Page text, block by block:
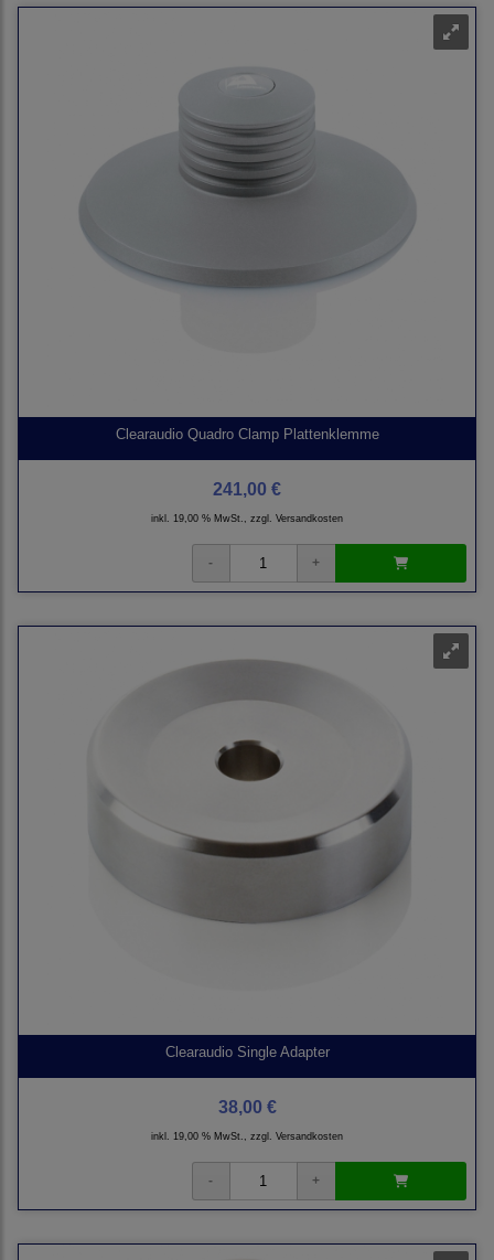
Clearaudio Quadro Clamp Plattenklemme
241,00 €
inkl. 19,00 % MwSt., zzgl. Versandkosten
Clearaudio Single Adapter
38,00 €
inkl. 19,00 % MwSt., zzgl. Versandkosten